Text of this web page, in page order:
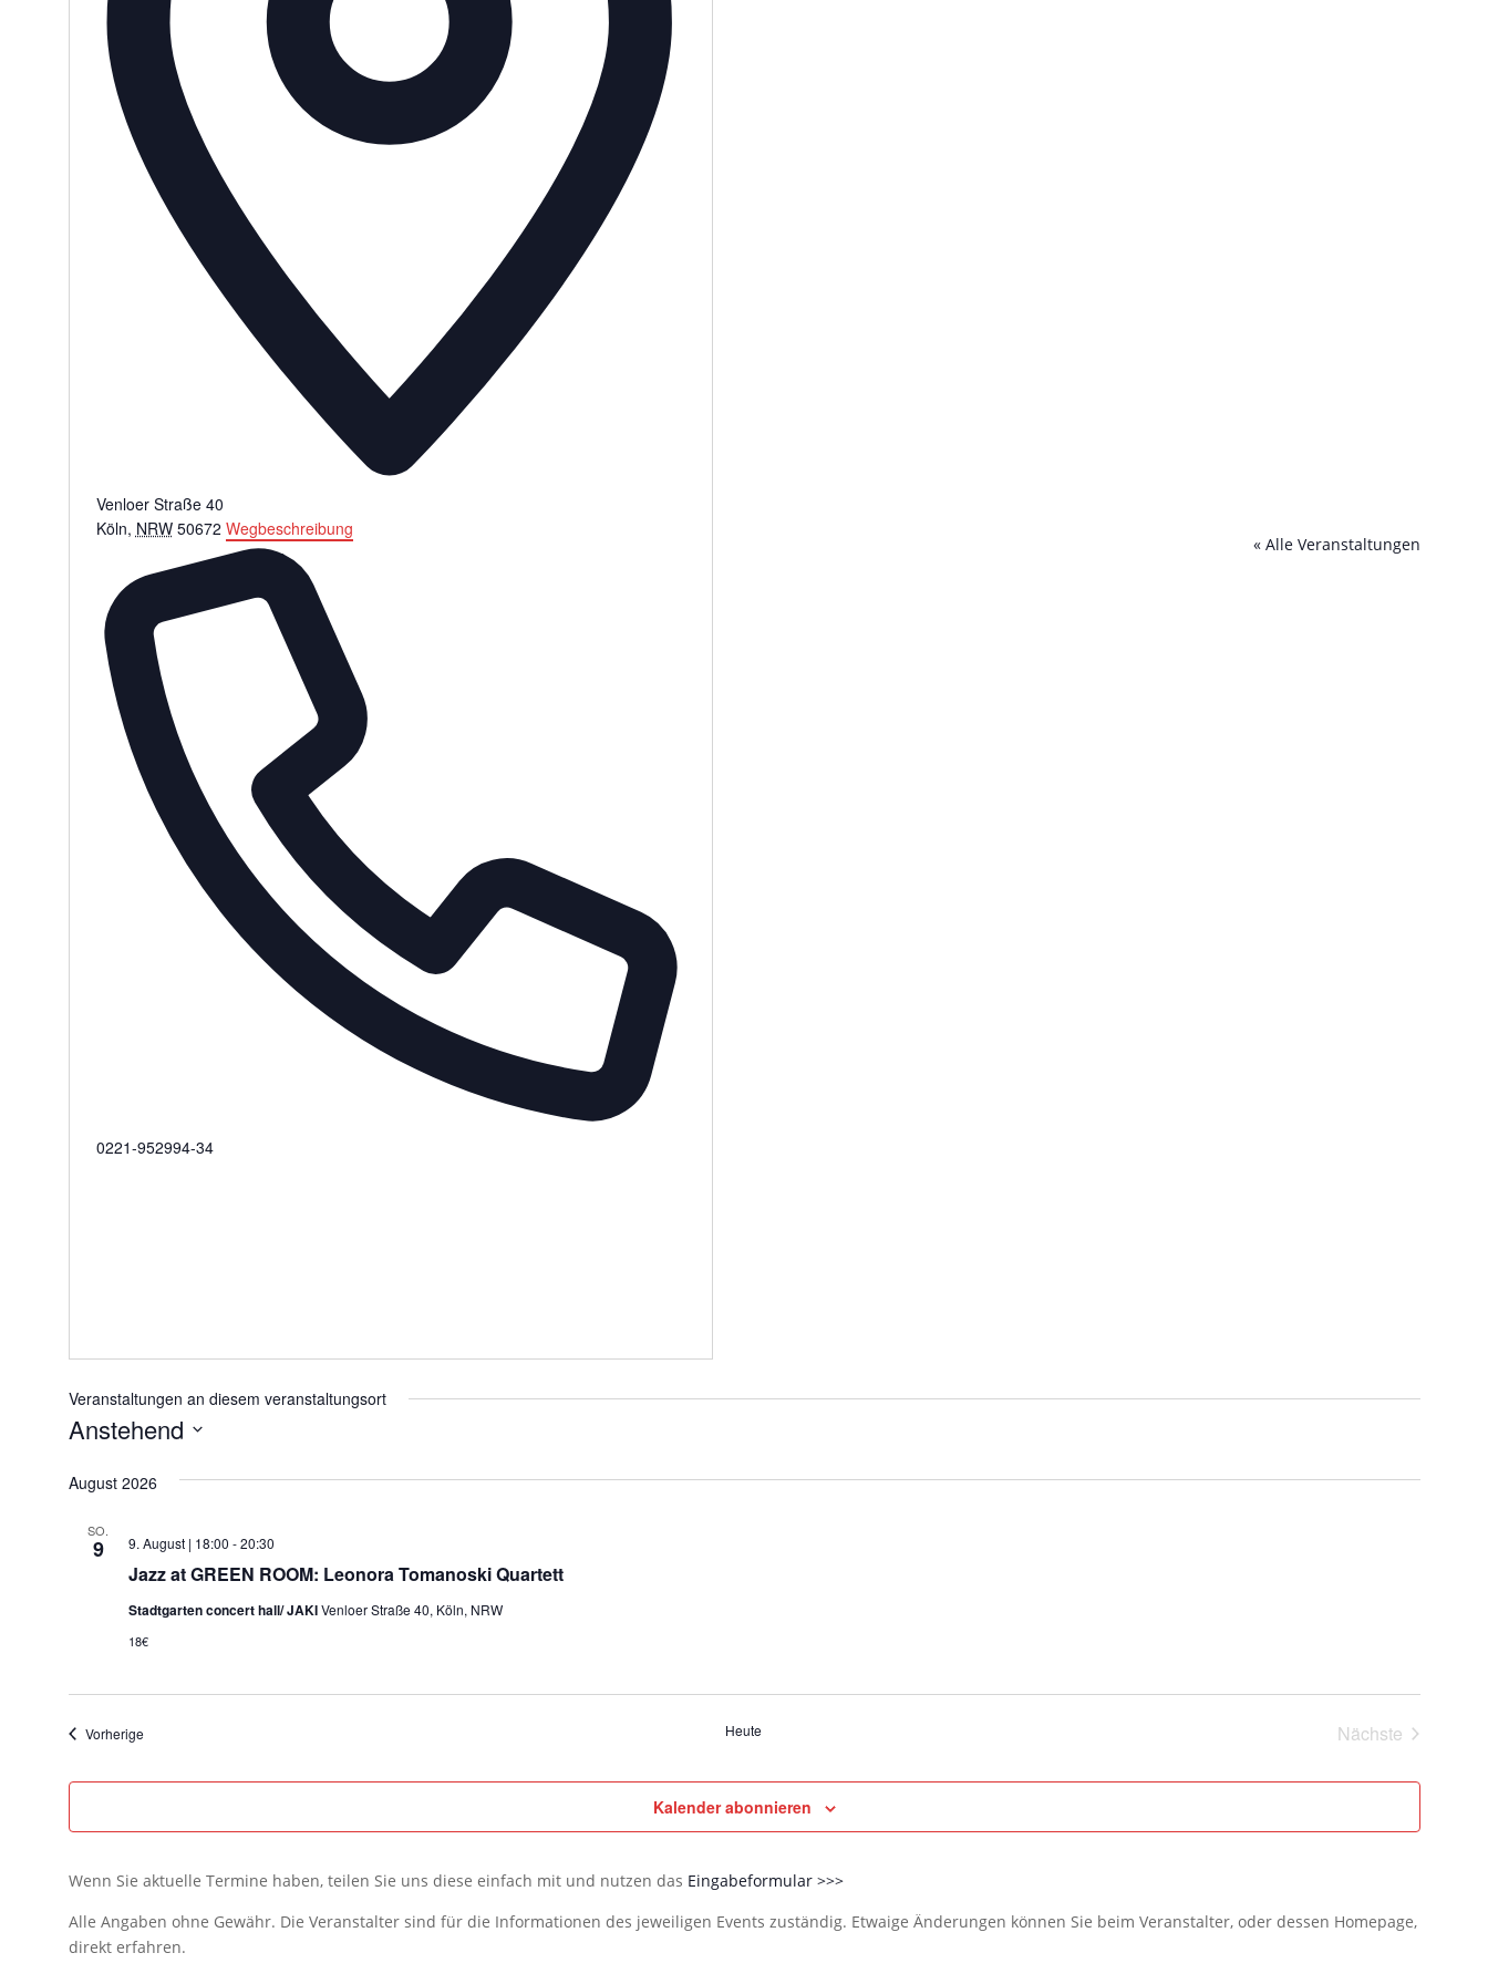
« Alle Veranstaltungen
Venloer Straße 40
Köln, NRW 50672 Wegbeschreibung
Telefon
0221-952994-34
Veranstaltungen an diesem veranstaltungsort
Anstehend
wählen.
August 2026
SO.
9
Jazz at GREEN ROOM: Leonora Tomanoski Quartett
9. August | 18:00 -20:30
Stadtgarten concert hall/ JAKIVenloer Straße 40, Köln, NRW
18€
VorherigeVeranstaltungen Heute
Nächste
Kalender abonnieren
Wenn Sie aktuelle Termine haben, teilen Sie uns diese einfach mit und nutzen das Eingabeformular >>>
Alle Angaben ohne Gewähr. Die Veranstalter sind für die Informationen des jeweiligen Events zuständig. Etwaige Änderungen können Sie beim Veranstalter, oder dessen Homepage,
direkt erfahren.